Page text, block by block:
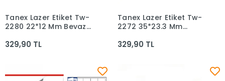
Sepete Ekle
Tanex Lazer Etiket Tw-
2280 22*12 Mm Beyaz
329,90 TL
Sepete Ekle
Tanex Lazer Etiket Tw-
2272 35*23.3 Mm
329,90 TL